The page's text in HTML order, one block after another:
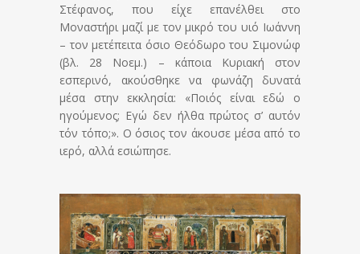
Στέφανος, που είχε επανέλθει στο
Μοναστήρι μαζί με τον μικρό του υιό Ιωάννη
– τον μετέπειτα όσιο Θεόδωρο του Σιμονώφ
(βλ. 28 Νοεμ.) – κάποια Κυριακή στον
εσπερινό, ακούσθηκε να φωνάζη δυνατά
μέσα στην εκκλησία: «Ποιός είναι εδώ ο
ηγούμενος; Εγώ δεν ήλθα πρώτος σ’ αυτόν
τόν τόπο;». Ο όσιος τον άκουσε μέσα από το
ιερό, αλλά εσιώπησε.